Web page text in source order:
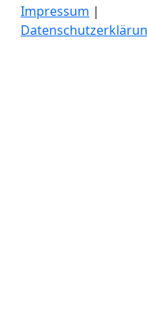
Impressum |